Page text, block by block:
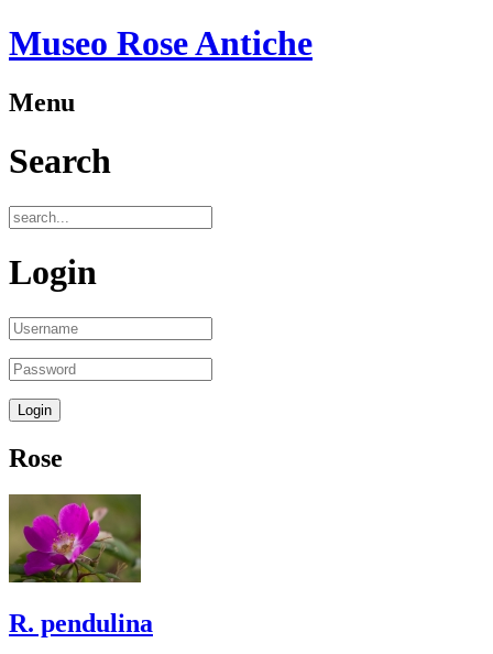
Museo Rose Antiche
Menu
Search
Login
Rose
R. pendulina